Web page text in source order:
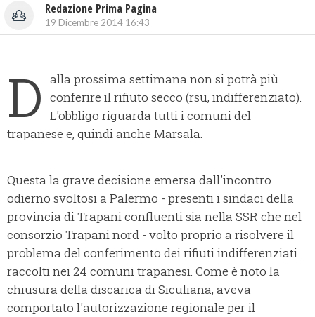
Redazione Prima Pagina
19 Dicembre 2014 16:43
D alla prossima settimana non si potrà più
conferire il rifiuto secco (rsu, indifferenziato).
L'obbligo riguarda tutti i comuni del
trapanese e, quindi anche Marsala.
Questa la grave decisione emersa dall'incontro
odierno svoltosi a Palermo - presenti i sindaci della
provincia di Trapani confluenti sia nella SSR che nel
consorzio Trapani nord - volto proprio a risolvere il
problema del conferimento dei rifiuti indifferenziati
raccolti nei 24 comuni trapanesi. Come è noto la
chiusura della discarica di Siculiana, aveva
comportato l'autorizzazione regionale per il